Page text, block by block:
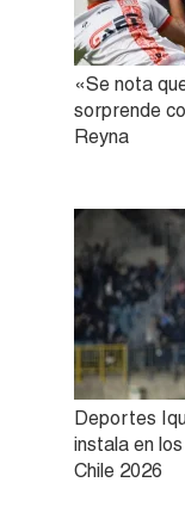
«Se nota
sorprende
Reyna
Deportes
instala en
Chile 2026